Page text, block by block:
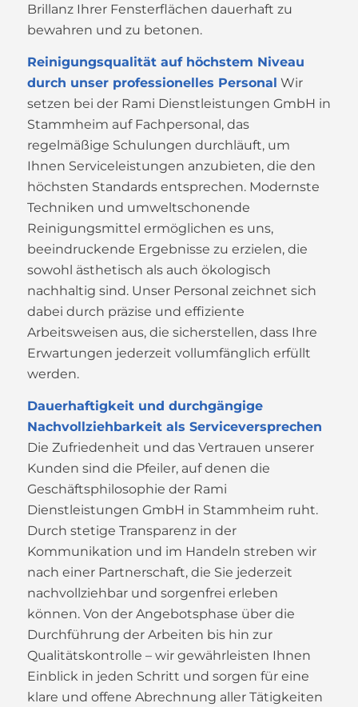
Brillanz Ihrer Fensterflächen dauerhaft zu
bewahren und zu betonen.
Reinigungsqualität auf höchstem Niveau
durch unser professionelles Personal Wir
setzen bei der Rami Dienstleistungen GmbH in
Stammheim auf Fachpersonal, das
regelmäßige Schulungen durchläuft, um
Ihnen Serviceleistungen anzubieten, die den
höchsten Standards entsprechen. Modernste
Techniken und umweltschonende
Reinigungsmittel ermöglichen es uns,
beeindruckende Ergebnisse zu erzielen, die
sowohl ästhetisch als auch ökologisch
nachhaltig sind. Unser Personal zeichnet sich
dabei durch präzise und effiziente
Arbeitsweisen aus, die sicherstellen, dass Ihre
Erwartungen jederzeit vollumfänglich erfüllt
werden.
Dauerhaftigkeit und durchgängige
Nachvollziehbarkeit als Serviceversprechen
Die Zufriedenheit und das Vertrauen unserer
Kunden sind die Pfeiler, auf denen die
Geschäftsphilosophie der Rami
Dienstleistungen GmbH in Stammheim ruht.
Durch stetige Transparenz in der
Kommunikation und im Handeln streben wir
nach einer Partnerschaft, die Sie jederzeit
nachvollziehbar und sorgenfrei erleben
können. Von der Angebotsphase über die
Durchführung der Arbeiten bis hin zur
Qualitätskontrolle – wir gewährleisten Ihnen
Einblick in jeden Schritt und sorgen für eine
klare und offene Abrechnung aller Tätigkeiten